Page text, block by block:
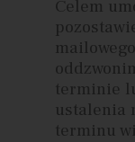
Celem
terminie
ustalenia
terminu